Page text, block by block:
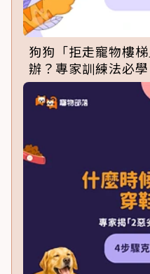
狗狗「拒走寵物樓
辦？專家訓練法必學